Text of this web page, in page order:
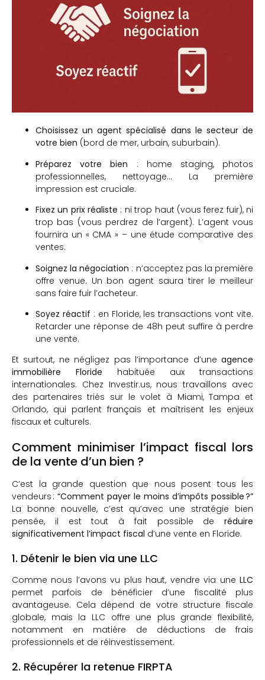
Choisissez un agent spécialisé dans le secteur de
votre bien (bord de mer, urbain, suburbain).
Préparez votre bien : home staging, photos
professionnelles, nettoyage… La première
impression est cruciale.
Fixez un prix réaliste : ni trop haut (vous ferez fuir), ni
trop bas (vous perdrez de l’argent). L’agent vous
fournira un « CMA » – une étude comparative des
ventes.
Soignez la négociation : n’acceptez pas la première
offre venue. Un bon agent saura tirer le meilleur
sans faire fuir l’acheteur.
Soyez réactif : en Floride, les transactions vont vite.
Retarder une réponse de 48h peut suffire à perdre
une vente.
Et surtout, ne négligez pas l’importance d’une agence
immobilière Floride habituée aux transactions
internationales. Chez Investir.us, nous travaillons avec
des partenaires triés sur le volet à Miami, Tampa et
Orlando, qui parlent français et maîtrisent les enjeux
fiscaux et culturels.
Comment minimiser l’impact fiscal lors
de la vente d’un bien ?
C’est la grande question que nous posent tous les
vendeurs : “Comment payer le moins d’impôts possible ?”
La bonne nouvelle, c’est qu’avec une stratégie bien
pensée, il est tout à fait possible de réduire
significativement l’impact fiscal d’une vente en Floride.
1. Détenir le bien via une LLC
Comme nous l’avons vu plus haut, vendre via une LLC
permet parfois de bénéficier d’une fiscalité plus
avantageuse. Cela dépend de votre structure fiscale
globale, mais la LLC offre une plus grande flexibilité,
notamment en matière de déductions de frais
professionnels et de réinvestissement.
2. Récupérer la retenue FIRPTA